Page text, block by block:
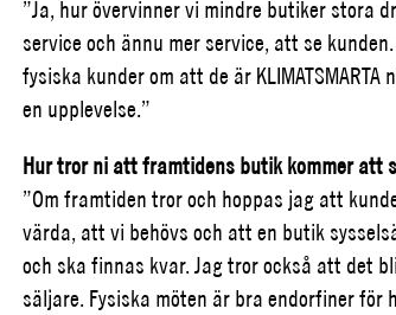
”Ja, hur övervinner vi mindre butiker stora
service och ännu mer service, att se
fysiska kunder om att de är
en upplevelse.”
Hur tror ni att framtidens butik kommer att
”Om framtiden tror och hoppas jag att
värda, att vi behövs och att en butik
och ska finnas kvar.Jag tror också att det
säljare. Fysiska möten är bra endorfiner för